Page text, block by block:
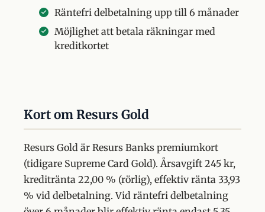
Räntefri delbetalning upp till 6 månader
Möjlighet att betala räkningar med
kreditkortet
Kort om Resurs Gold
Resurs Gold är Resurs Banks premiumkort
(tidigare Supreme Card Gold). Årsavgift 245 kr,
kreditränta 22,00 % (rörlig), effektiv ränta 33,93
% vid delbetalning. Vid räntefri delbetalning